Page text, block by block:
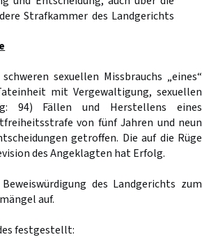
Strafkammer des Landgerichts
sexuellen Missbrauchs „eines“
mit Vergewaltigung, sexuellen
94) Fällen und Herstellens eines
von fünf Jahren und neun
getroffen. Die auf die Rüge
des Angeklagten hat Erfolg.
des Landgerichts zum
auf.
festgestellt: